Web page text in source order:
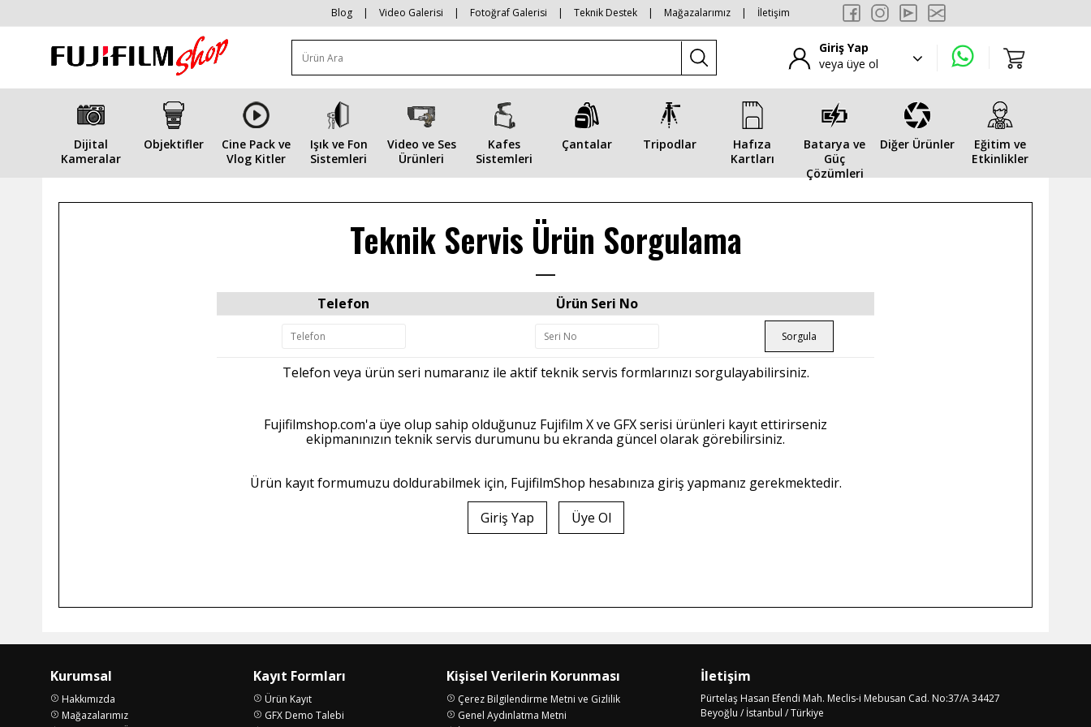
Blog | Video Galerisi | Fotoğraf Galerisi | Teknik Destek | Mağazalarımız | İletişim
Giriş Yap
veya üye ol
Dijital
Kameralar
Objektifler
Cine Pack ve
Vlog Kitler
Işık ve Fon
Sistemleri
Video ve Ses
Ürünleri
Kafes
Sistemleri
Çantalar Tripodlar
Hafıza
Kartları
Batarya ve
Güç
Çözümleri
Diğer Ürünler
Eğitim ve
Etkinlikler
Teknik Servis Ürün Sorgulama
Telefon Ürün Seri No
Telefon veya ürün seri numaranız ile aktif teknik servis formlarınızı sorgulayabilirsiniz.
Fujifilmshop.com'a üye olup sahip olduğunuz Fujifilm X ve GFX serisi ürünleri kayıt ettirirseniz
ekipmanınızın teknik servis durumunu bu ekranda güncel olarak görebilirsiniz.
Ürün kayıt formumuzu doldurabilmek için, FujifilmShop hesabınıza giriş yapmanız gerekmektedir.
Giriş Yap
Üye Ol
Kurumsal
Hakkımızda
Mağazalarımız
Kayıt Formları
Ürün Kayıt
GFX Demo Talebi
Kişisel Verilerin Korunması
Çerez Bilgilendirme Metni ve Gizlilik
Genel Aydınlatma Metni
İletişim
Pürtelaş Hasan Efendi Mah. Meclis-i Mebusan Cad. No:37/A 34427
Beyoğlu / İstanbul / Türkiye